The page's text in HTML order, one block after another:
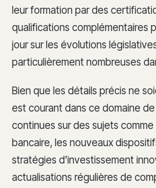
leur formation par des
qualifications complémentaires
jour sur les évolutions
particulièrement nombreuses
Bien que les détails précis ne
est courant dans ce domaine
continues sur des sujets
bancaire, les nouveaux
stratégies d’investissement
actualisations régulières de